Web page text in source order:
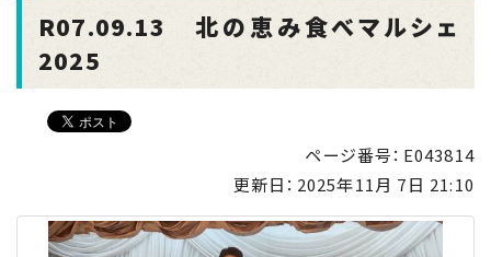
R07.09.13 北の恵み食べマルシェ
2025
ページ番号：E043814
更新日： 2025年11月 7日 21:10